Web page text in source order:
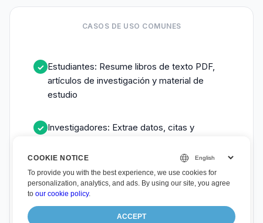
CASOS DE USO COMUNES
✓ Estudiantes: Resume libros de texto PDF,
artículos de investigación y material de
estudio
✓ Investigadores: Extrae datos, citas y
✓ Profesionales: Analizar informes PDF,
contratos y documentos empresariales
COOKIE NOTICE
To provide you with the best experience, we use cookies for
personalization, analytics, and ads. By using our site, you agree
toour cookie policy.
ACCEPT